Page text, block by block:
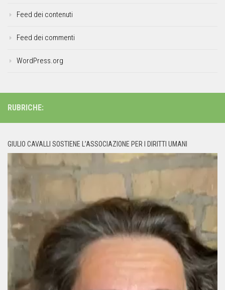
Feed dei contenuti
Feed dei commenti
WordPress.org
RUBRICHE:
GIULIO CAVALLI SOSTIENE L’ASSOCIAZIONE PER I DIRITTI UMANI
Player